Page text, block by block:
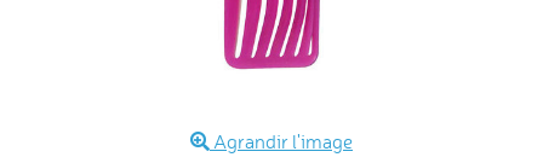
Agrandir l'image